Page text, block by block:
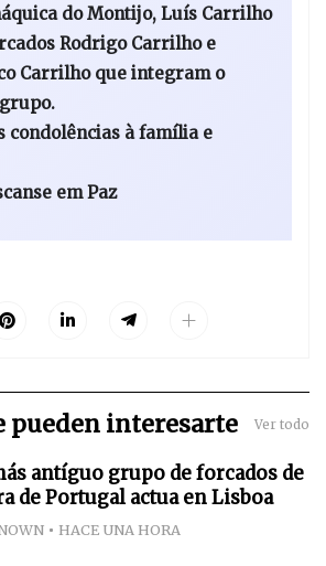
do Montijo, Luís Carrilho
Rodrigo Carrilho e
Carrilho que integram o
condolências à família e
em Paz
pueden interesarte Ver todo
antíguo grupo de forcados de
de Portugal actua en Lisboa
HACE UNA HORA